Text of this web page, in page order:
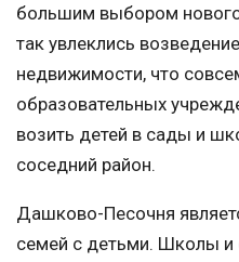
большим выбором
так увлеклись
недвижимости, что
образовательных
возить детей в сады и
соседний район.
Дашково-Песочня
семей с детьми. Школы